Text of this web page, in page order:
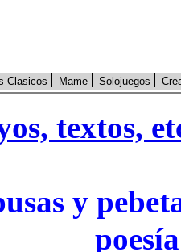
Clasicos Mame Solojuegos
textos,
y